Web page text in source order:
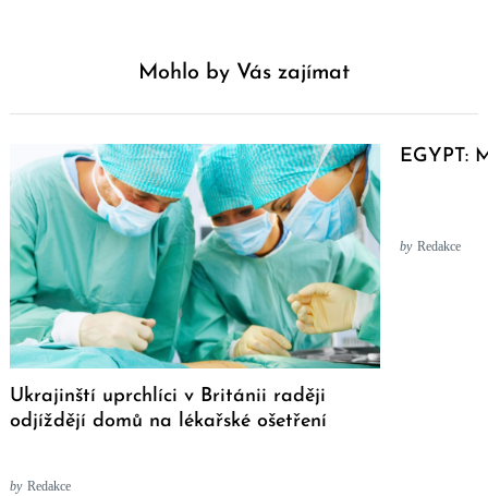
Mohlo by Vás zajímat
Ukrajinští uprchlíci v Británii raději
odjíždějí domů na lékařské ošetření
by Redakce
EGYPT:
by Redakce